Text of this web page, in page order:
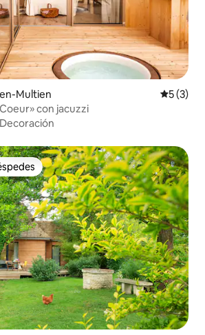
Multien
5 (3)
con jacuzzi
Decoración